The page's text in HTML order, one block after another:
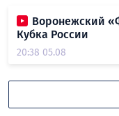
Воронежский
Кубка России
20:38 05.08